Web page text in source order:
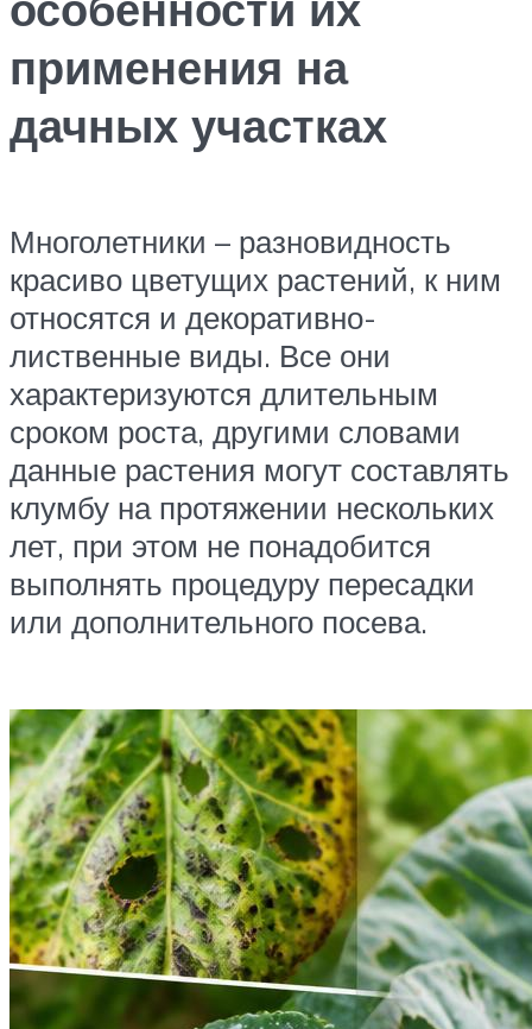
применения на
дачных участках
Многолетники – разновидность
красиво цветущих растений, к ним
относятся и декоративно-
лиственные виды. Все они
характеризуются длительным
сроком роста, другими словами
данные растения могут составлять
клумбу на протяжении нескольких
лет, при этом не понадобится
выполнять процедуру пересадки
или дополнительного посева.